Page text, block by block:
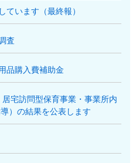
ています（最終報）
査
品購入費補助金
宅訪問型保育事業・事業所内
）の結果を公表します